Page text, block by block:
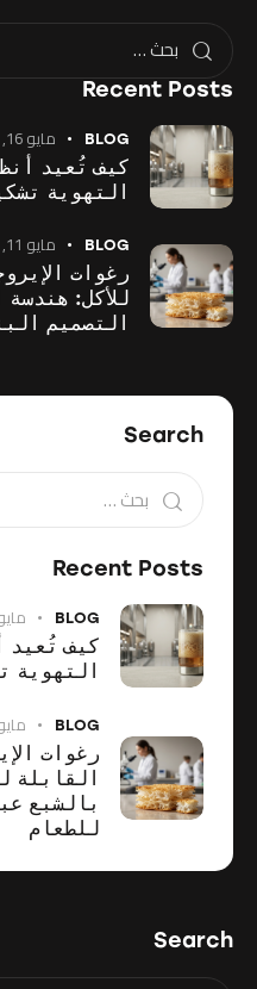
Recent Posts
BLOG مايو 16, 2026
كيف تُعيد
التهوية
BLOG مايو 11, 2026
رغوات
للأكل: هندسة
التصميم
Search
Recent Posts
BLOG مايو 16,
كيف تُعيد
التهوية
BLOG مايو 11,
رغوات
القابلة
بالشبع
للطعام
Search